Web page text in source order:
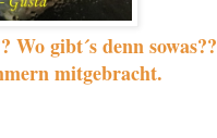
gibt´s denn sowas??
mitgebracht.